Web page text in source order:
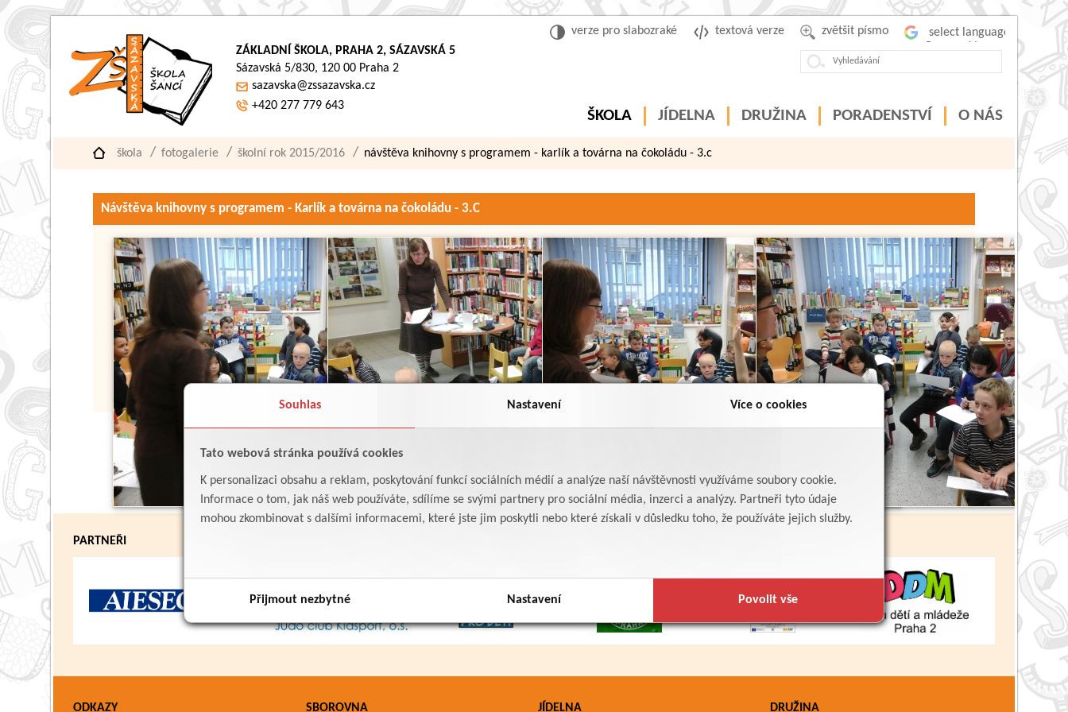
Souhlas Nastavení Více o cookies
Tato webová stránka používá cookies
K personalizaci obsahu a reklam, poskytování funkcí sociálních médií a analýze naší návštěvnosti využíváme soubory cookie.
Informace o tom, jak náš web používáte, sdílíme se svými partnery pro sociální média, inzerci a analýzy. Partneři tyto údaje
mohou zkombinovat s dalšími informacemi, které jste jim poskytli nebo které získali v důsledku toho, že používáte jejich služby.
Přijmout nezbytné Nastavení Povolit vše
zvětšit písmo
textová verze
verze pro slabozraké
ZÁKLADNÍ ŠKOLA, PRAHA 2, SÁZAVSKÁ 5
Sázavská 5/830, 120 00 Praha 2
sazavska@zssazavska.cz
+420 277 779 643
ŠKOLA JÍDELNA DRUŽINA PORADENSTVÍ O NÁS
škola fotogalerie školní rok 2015/2016 návštěva knihovny s programem - karlík a továrna na čokoládu - 3.c
Návštěva knihovny s programem - Karlík a továrna na čokoládu - 3.C
Zpět
PARTNEŘI
ODKAZY SBOROVNA JÍDELNA DRUŽINA